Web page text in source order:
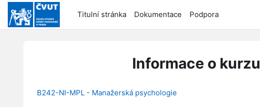
Přejít k hlavnímu obsahu
Titulní stránka
Dokumentace Podpora
Informace o kurzu
B242-NI-MPL - Manažerská psychologie